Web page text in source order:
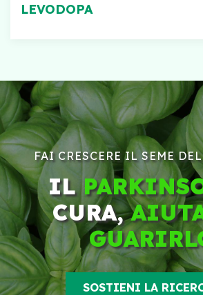
LEVODOPA
FAI CRESCERE IL SEME
IL
CURA,
SOSTIENI LA